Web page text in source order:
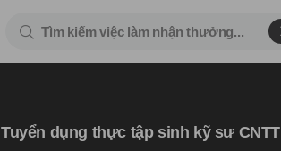
Tuyển dụng thực tập sinh kỹ sư CNTT